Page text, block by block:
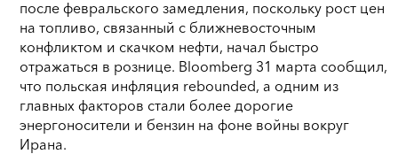
после февральского замедления, поскольку рост цен
на топливо, связанный с ближневосточным
конфликтом и скачком нефти, начал быстро
отражаться в рознице. Bloomberg 31 марта сообщил,
что польская инфляция rebounded, а одним из
главных факторов стали более дорогие
энергоносители и бензин на фоне войны вокруг
Ирана.